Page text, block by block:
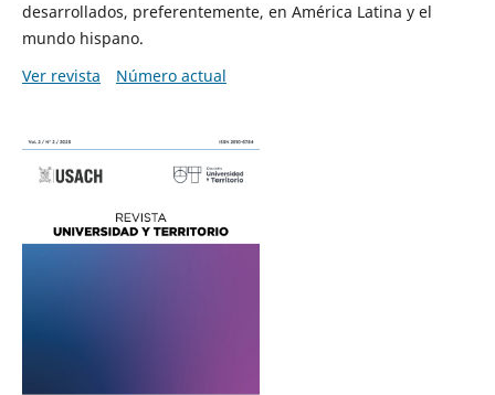
desarrollados, preferentemente, en América Latina y el
mundo hispano.
Ver revista
Número actual